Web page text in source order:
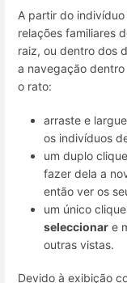
A partir do
relações familiares
raiz, ou dentro dos
a navegação
o rato:
arraste e
os indivíduos
um duplo
fazer dela a
então ver os
um único
seleccionar e
outras vistas.
Devido à exibição